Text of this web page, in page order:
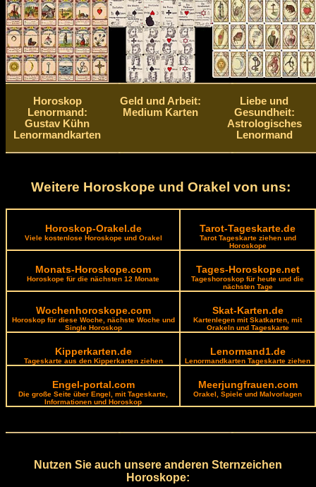
Horoskop
Lenormand:
Gustav Kühn
Lenormandkarten
Geld und Arbeit:
Medium Karten
Liebe und
Gesundheit:
Astrologisches
Lenormand
Weitere Horoskope und Orakel von uns:
Horoskop-Orakel.de
Viele kostenlose Horoskope und Orakel
Tarot-Tageskarte.de
Tarot Tageskarte ziehen und
Horoskope
Monats-Horoskope.com
Horoskope für die nächsten 12 Monate
Tages-Horoskope.net
Tageshoroskop für heute und die
nächsten Tage
Wochenhoroskope.com
Horoskop für diese Woche, nächste Woche und
Single Horoskop
Skat-Karten.de
Kartenlegen mit Skatkarten, mit
Orakeln und Tageskarte
Kipperkarten.de
Tageskarte aus den Kipperkarten ziehen
Lenormand1.de
Lenormandkarten Tageskarte ziehen
Engel-portal.com
Die große Seite über Engel, mit Tageskarte,
Informationen und Horoskop
Meerjungfrauen.com
Orakel, Spiele und Malvorlagen
Nutzen Sie auch unsere anderen Sternzeichen
Horoskope: